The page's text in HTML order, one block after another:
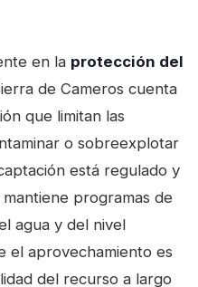
en la protección del
de Cameros cuenta
que limitan las
o sobreexplotar
está regulado y
programas de
agua y del nivel
el aprovechamiento es
del recurso a largo